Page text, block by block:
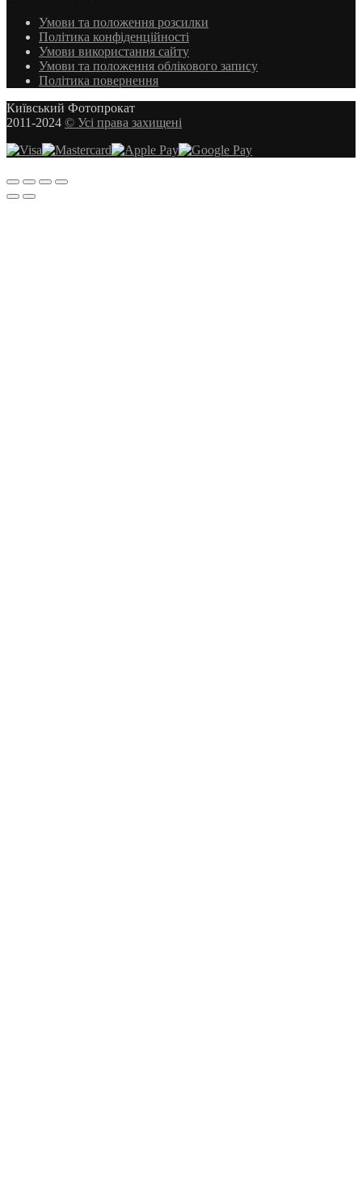
Умови та положення розсилки
Політика конфіденційності
Умови використання сайту
Умови та положення облікового запису
Політика повернення
Київський Фотопрокат
2011-2024 © Усі права захищені